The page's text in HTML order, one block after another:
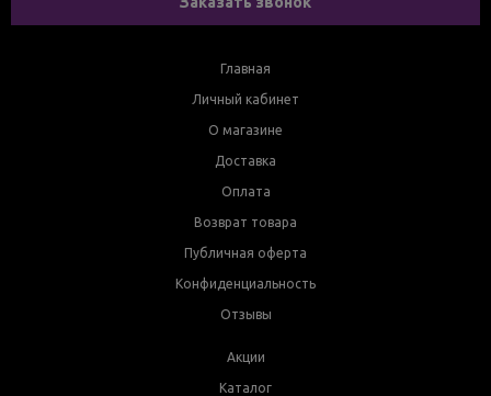
Главная
Личный кабинет
О магазине
Доставка
Оплата
Возврат товара
Публичная оферта
Конфиденциальность
Отзывы
Акции
Каталог